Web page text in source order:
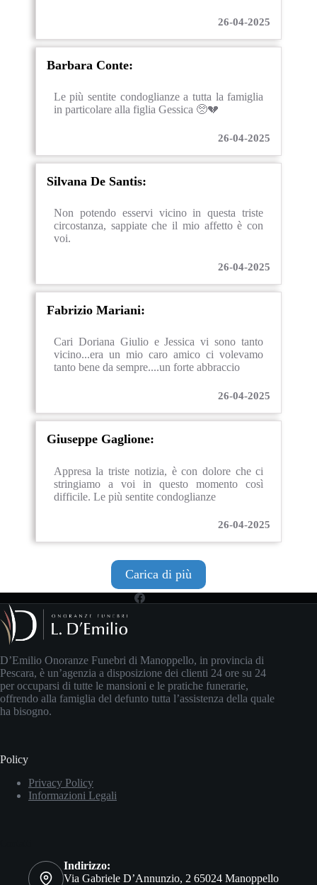
26-04-2025
Barbara Conte:
Le più sentite condoglianze a tutta la famiglia
in particolare alla figlia Gessica 🥺💔
26-04-2025
Silvana De Santis:
Non potendo esservi vicino in questa triste
circostanza, sappiate che il mio affetto è con
voi.
26-04-2025
Fabrizio Mariani:
Cari Doriana Giulio e Jessica vi sono tanto
vicino...era un mio caro amico ci volevamo
tanto bene da sempre....un forte abbraccio
26-04-2025
Giuseppe Gaglione:
Appresa la triste notizia, è con dolore che ci
stringiamo a voi in questo momento così
difficile. Le più sentite condoglianze
26-04-2025
Carica di più
D’Emilio Onoranze Funebri di Manoppello, in provincia di
Pescara, è un’agenzia a disposizione dei clienti 24 ore su 24
per occuparsi di tutte le mansioni e le pratiche funerarie,
offrendo alla famiglia del defunto tutta l’assistenza della quale
ha bisogno.
Policy
Privacy Policy
Informazioni Legali
Indirizzo:
Via Gabriele D’Annunzio, 2 65024 Manoppello